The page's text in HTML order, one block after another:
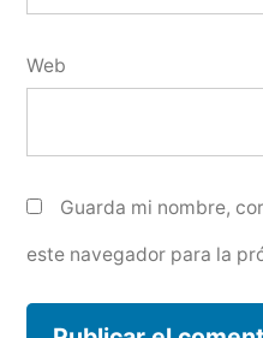
Web
Guarda mi nombre,
este navegador para la